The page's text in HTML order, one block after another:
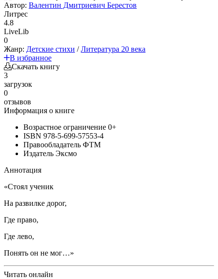
Автор: Валентин Дмитриевич Берестов
Литрес
4.8
LiveLib
0
Жанр: Детские стихи /Литература 20 века
В избранное
Скачать книгу
3
загрузок
0
отзывов
Информация о книге
Возрастное ограничение 0+
ISBN 978-5-699-57553-4
Правообладатель ФТМ
Издатель Эксмо
Аннотация
«Стоял ученик
На развилке дорог,
Где право,
Где лево,
Понять он не мог…»
Читать онлайн